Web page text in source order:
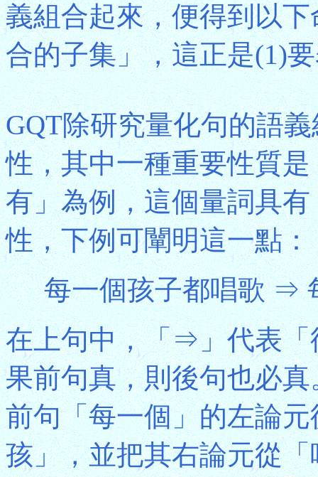
義組合起來，便得到以
合的子集」，這正是(1)
GQT除研究量化句的語
性，其中一種重要性質
有」為例，這個量詞具
性，下例可闡明這一點：
每一個孩子都唱歌 ⇒
在上句中，「⇒」代表「
果前句真，則後句也必
前句「每一個」的左論
孩」，並把其右論元從